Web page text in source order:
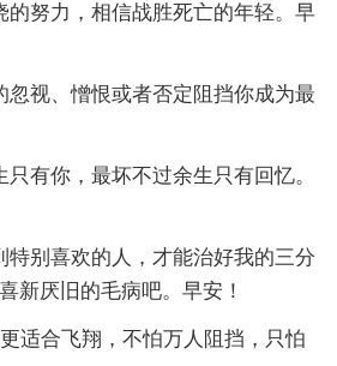
的努力，相信战胜死亡的年轻。早
忽视、憎恨或者否定阻挡你成为最
有你，最坏不过余生只有回忆。
特别喜欢的人，才能治好我的三分
新厌旧的毛病吧。早安！
适合飞翔，不怕万人阻挡，只怕